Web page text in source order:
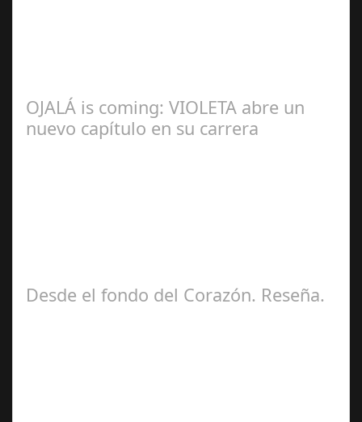
OJALÁ is coming: VIOLETA abre un
nuevo capítulo en su carrera
Desde el fondo del Corazón. Reseña.